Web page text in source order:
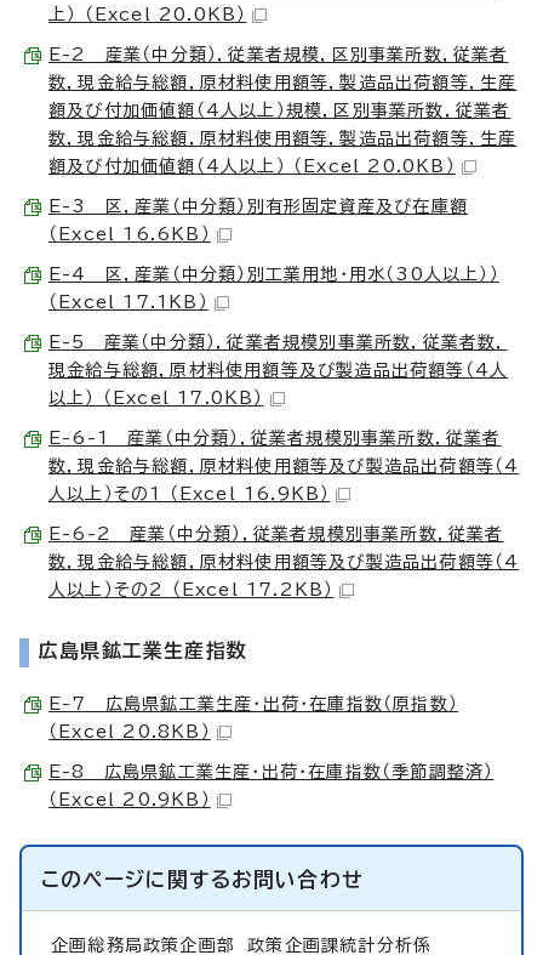
上） （Excel 20.0KB）
E-2 産業（中分類），従業者規模，区別事業所数，従業者
数，現金給与総額，原材料使用額等，製造品出荷額等，生産
額及び付加価値額（4人以上）規模，区別事業所数，従業者
数，現金給与総額，原材料使用額等，製造品出荷額等，生産
額及び付加価値額（4人以上） （Excel 20.0KB）
E-3 区，産業（中分類）別有形固定資産及び在庫額
（Excel 16.6KB）
E-4 区，産業（中分類）別工業用地・用水（30人以上））
（Excel 17.1KB）
E-5 産業（中分類），従業者規模別事業所数，従業者数，
現金給与総額，原材料使用額等及び製造品出荷額等（4人
以上） （Excel 17.0KB）
E-6-1 産業（中分類），従業者規模別事業所数，従業者
数，現金給与総額，原材料使用額等及び製造品出荷額等（4
人以上）その1 （Excel 16.9KB）
E-6-2 産業（中分類），従業者規模別事業所数，従業者
数，現金給与総額，原材料使用額等及び製造品出荷額等（4
人以上）その2 （Excel 17.2KB）
広島県鉱工業生産指数
E-7 広島県鉱工業生産・出荷・在庫指数（原指数）
（Excel 20.8KB）
E-8 広島県鉱工業生産・出荷・在庫指数（季節調整済）
（Excel 20.9KB）
このページに関するお問い合わせ
企画総務局政策企画部政策企画課統計分析係